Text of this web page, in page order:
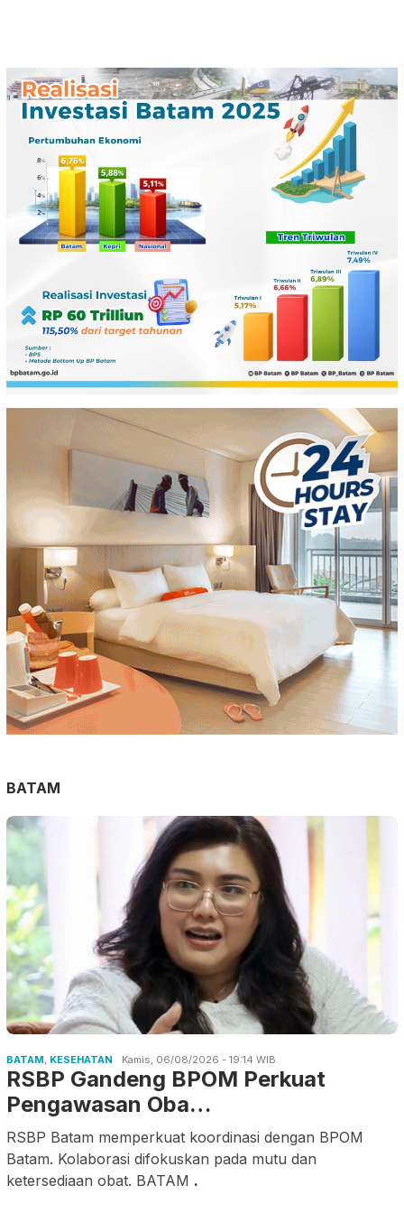
BATAM
BATAM, KESEHATAN Kamis, 06/08/2026 - 19:14 WIB
RSBP Gandeng BPOM Perkuat
Pengawasan Oba…
RSBP Batam memperkuat koordinasi dengan BPOM
Batam. Kolaborasi difokuskan pada mutu dan
ketersediaan obat. BATAM .